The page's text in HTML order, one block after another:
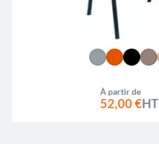
À partir de
52,00 €HT